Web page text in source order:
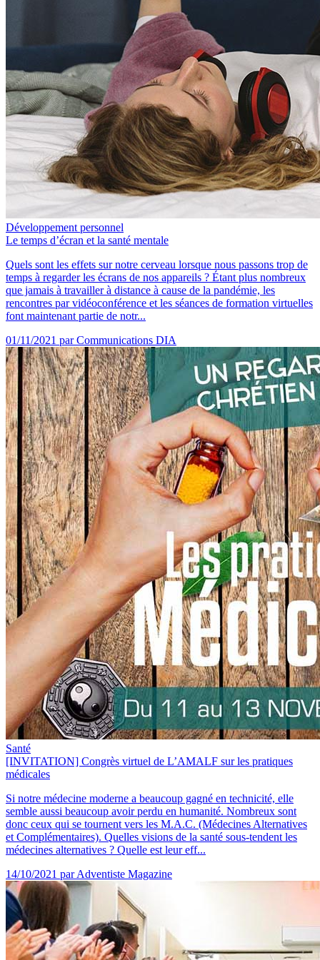
Développement personnel
Le temps d’écran et la santé mentale
Quels sont les effets sur notre cerveau lorsque nous passons trop de
temps à regarder les écrans de nos appareils ? Étant plus nombreux
que jamais à travailler à distance à cause de la pandémie, les
rencontres par vidéoconférence et les séances de formation virtuelles
font maintenant partie de notr...
01/11/2021 par Communications DIA
Santé
[INVITATION] Congrès virtuel de L’AMALF sur les pratiques
médicales
Si notre médecine moderne a beaucoup gagné en technicité, elle
semble aussi beaucoup avoir perdu en humanité. Nombreux sont
donc ceux qui se tournent vers les M.A.C. (Médecines Alternatives
et Complémentaires). Quelles visions de la santé sous-tendent les
médecines alternatives ? Quelle est leur eff...
14/10/2021 par Adventiste Magazine